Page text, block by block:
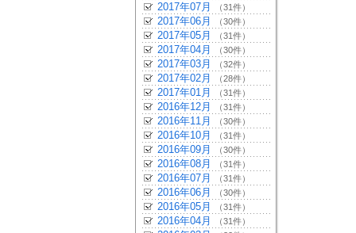
2017年07月 （31件）
2017年06月 （30件）
2017年05月 （31件）
2017年04月 （30件）
2017年03月 （32件）
2017年02月 （28件）
2017年01月 （31件）
2016年12月 （31件）
2016年11月 （30件）
2016年10月 （31件）
2016年09月 （30件）
2016年08月 （31件）
2016年07月 （31件）
2016年06月 （30件）
2016年05月 （31件）
2016年04月 （31件）